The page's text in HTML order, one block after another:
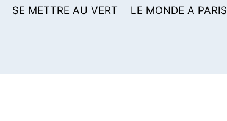
SE METTRE AU VERT LE MONDE A PARIS